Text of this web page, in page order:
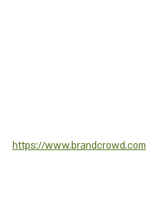
https://www.brandcrowd.com